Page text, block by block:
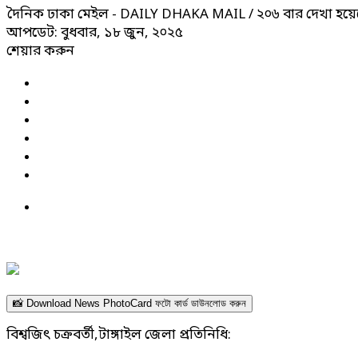
দৈনিক ঢাকা মেইল - DAILY DHAKA MAIL/ ২০৬ বার দেখা
আপডেট: বুধবার, ১৮ জুন, ২০২৫
শেয়ার করুন
📸 Download News PhotoCard ফটো কার্ড ডাউনলোড করুন
বিশ্বজিৎ চক্রবর্তী,টাঙ্গাইল জেলা প্রতিনিধি: